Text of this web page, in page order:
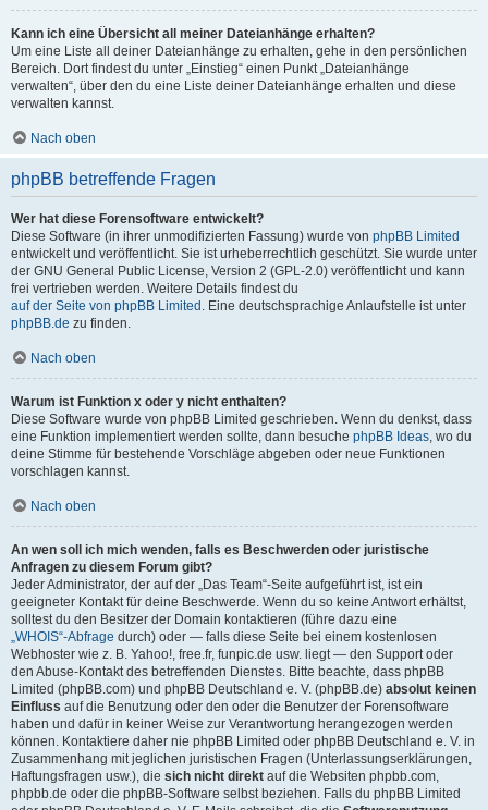
Kann ich eine Übersicht all meiner Dateianhänge erhalten?
Um eine Liste all deiner Dateianhänge zu erhalten, gehe in den persönlichen
Bereich. Dort findest du unter „Einstieg“ einen Punkt „Dateianhänge
verwalten“, über den du eine Liste deiner Dateianhänge erhalten und diese
verwalten kannst.
Nach oben
phpBB betreffende Fragen
Wer hat diese Forensoftware entwickelt?
Diese Software (in ihrer unmodifizierten Fassung) wurde von phpBB Limited
entwickelt und veröffentlicht. Sie ist urheberrechtlich geschützt. Sie wurde unter
der GNU General Public License, Version 2 (GPL-2.0) veröffentlicht und kann
frei vertrieben werden. Weitere Details findest du
auf der Seite von phpBB Limited . Eine deutschsprachige Anlaufstelle ist unter
phpBB.de zu finden.
Nach oben
Warum ist Funktion x oder y nicht enthalten?
Diese Software wurde von phpBB Limited geschrieben. Wenn du denkst, dass
eine Funktion implementiert werden sollte, dann besuche phpBB Ideas, wo du
deine Stimme für bestehende Vorschläge abgeben oder neue Funktionen
vorschlagen kannst.
Nach oben
An wen soll ich mich wenden, falls es Beschwerden oder juristische
Anfragen zu diesem Forum gibt?
Jeder Administrator, der auf der „Das Team“-Seite aufgeführt ist, ist ein
geeigneter Kontakt für deine Beschwerde. Wenn du so keine Antwort erhältst,
solltest du den Besitzer der Domain kontaktieren (führe dazu eine
„WHOIS“-Abfrage durch) oder — falls diese Seite bei einem kostenlosen
Webhoster wie z. B. Yahoo!, free.fr, funpic.de usw. liegt — den Support oder
den Abuse-Kontakt des betreffenden Dienstes. Bitte beachte, dass phpBB
Limited (phpBB.com) und phpBB Deutschland e. V. (phpBB.de) absolut keinen
Einfluss auf die Benutzung oder den oder die Benutzer der Forensoftware
haben und dafür in keiner Weise zur Verantwortung herangezogen werden
können. Kontaktiere daher nie phpBB Limited oder phpBB Deutschland e. V. in
Zusammenhang mit jeglichen juristischen Fragen (Unterlassungserklärungen,
Haftungsfragen usw.), die sich nicht direkt auf die Websiten phpbb.com,
phpbb.de oder die phpBB-Software selbst beziehen. Falls du phpBB Limited